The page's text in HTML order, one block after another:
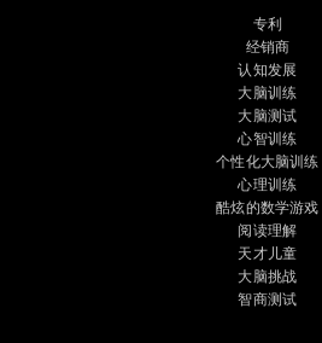
专利
经销商
认知发展
大脑训练
大脑测试
心智训练
个性化大脑训练
心理训练
酷炫的数学游戏
阅读理解
天才儿童
大脑挑战
智商测试